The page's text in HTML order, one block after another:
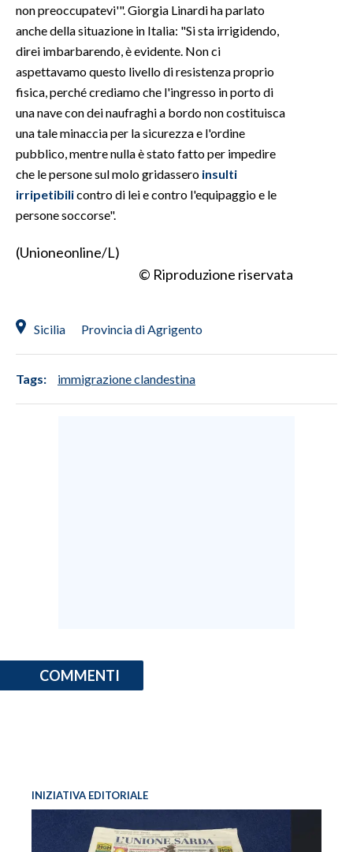
non preoccupatevi'". Giorgia Linardi ha parlato
anche della situazione in Italia: "Si sta irrigidendo,
direi imbarbarendo, è evidente. Non ci
aspettavamo questo livello di resistenza proprio
fisica, perché crediamo che l'ingresso in porto di
una nave con dei naufraghi a bordo non costituisca
una tale minaccia per la sicurezza e l'ordine
pubblico, mentre nulla è stato fatto per impedire
che le persone sul molo gridassero insulti
irripetibilicontro di lei e contro l'equipaggio e le
persone soccorse".
(Unioneonline/L)
© Riproduzione riservata
Sicilia Provincia di Agrigento
Tags: immigrazione clandestina
COMMENTI
INIZIATIVA EDITORIALE